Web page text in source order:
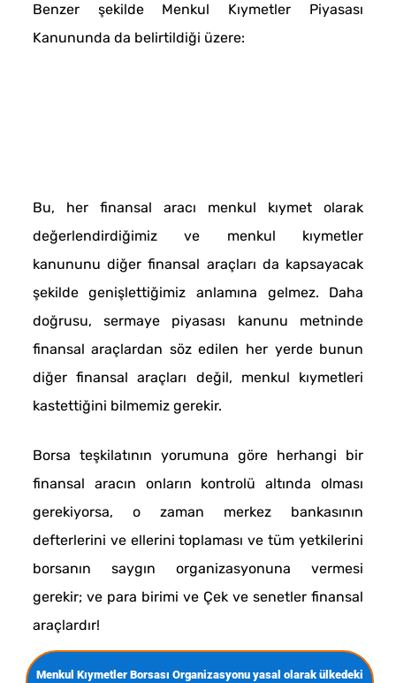
Benzer şekilde Menkul Kıymetler Piyasası
Kanununda da belirtildiği üzere:
Bu, her finansal aracı menkul kıymet olarak
değerlendirdiğimiz ve menkul kıymetler
kanununu diğer finansal araçları da kapsayacak
şekilde genişlettiğimiz anlamına gelmez. Daha
doğrusu, sermaye piyasası kanunu metninde
finansal araçlardan söz edilen her yerde bunun
diğer finansal araçları değil, menkul kıymetleri
kastettiğini bilmemiz gerekir.
Borsa teşkilatının yorumuna göre herhangi bir
finansal aracın onların kontrolü altında olması
gerekiyorsa, o zaman merkez bankasının
defterlerini ve ellerini toplaması ve tüm yetkilerini
borsanın saygın organizasyonuna vermesi
gerekir; ve para birimi ve Çek ve senetler finansal
araçlardır!
Menkul Kıymetler Borsası Organizasyonu yasal olarak ülkedeki